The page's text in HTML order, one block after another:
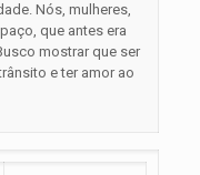
Nós, mulheres,
que antes era
mostrar que ser
e ter amor ao